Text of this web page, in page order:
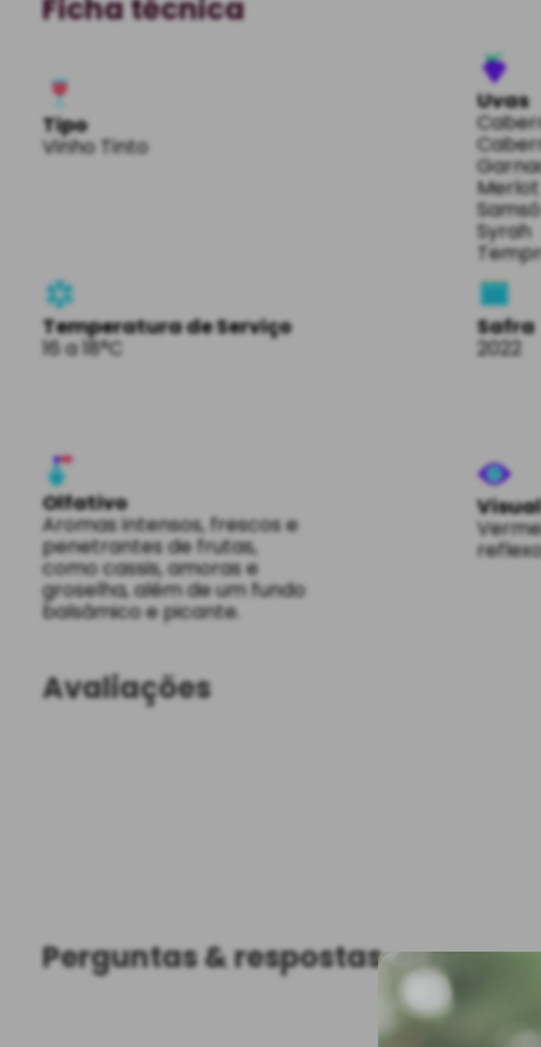
Ficha técnica
Tipo
Vinho Tinto
Uvas
Merlot
Samsó
Syrah
Temperatura de Serviço
16 a 18°C
Safra
2022
Olfativo
Aromas intensos, frescos e
penetrantes de frutas,
como cassis, amoras e
groselha, além de um fundo
balsâmico e picante.
Avaliações
Perguntas & respostas